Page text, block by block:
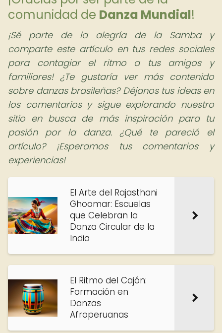
comunidad de Danza Mundial!
¡Sé parte de la alegría de la Samba y
comparte este artículo en tus redes sociales
para contagiar el ritmo a tus amigos y
familiares! ¿Te gustaría ver más contenido
sobre danzas brasileñas? Déjanos tus ideas en
los comentarios y sigue explorando nuestro
sitio en busca de más inspiración para tu
pasión por la danza. ¿Qué te pareció el
artículo? ¡Esperamos tus comentarios y
experiencias!
El Arte del Rajasthani
Ghoomar: Escuelas
que Celebran la
Danza Circular de la
India
El Ritmo del Cajón:
Formación en
Danzas
Afroperuanas